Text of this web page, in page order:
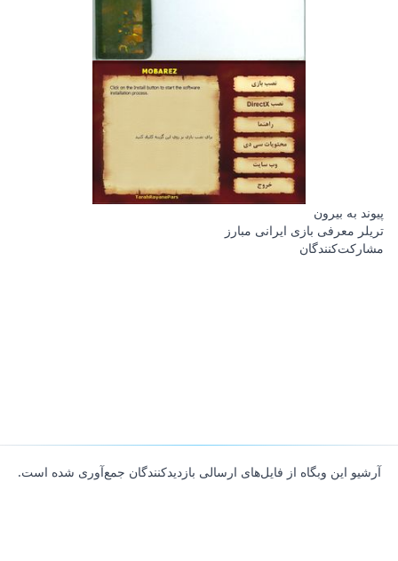
پیوند به بیرون
تریلر معرفی بازی ایرانی مبارز
مشارکت‌کنندگان
آرشیو این وبگاه از فایل‌های ارسالی بازدیدکنندگان جمع‌آوری شده است.